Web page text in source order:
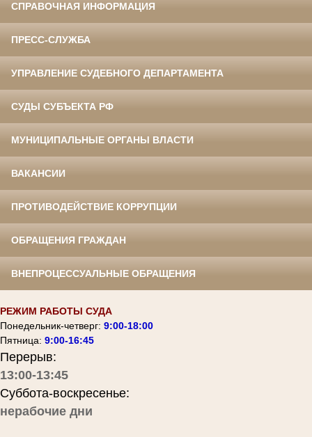
СПРАВОЧНАЯ ИНФОРМАЦИЯ
ПРЕСС-СЛУЖБА
УПРАВЛЕНИЕ СУДЕБНОГО ДЕПАРТАМЕНТА
СУДЫ СУБЪЕКТА РФ
МУНИЦИПАЛЬНЫЕ ОРГАНЫ ВЛАСТИ
ВАКАНСИИ
ПРОТИВОДЕЙСТВИЕ КОРРУПЦИИ
ОБРАЩЕНИЯ ГРАЖДАН
ВНЕПРОЦЕССУАЛЬНЫЕ ОБРАЩЕНИЯ
РЕЖИМ РАБОТЫ СУДА
Понедельник-четверг: 9:00-18:00
Пятница: 9:00-16:45
Перерыв:
13:00-13:45
Суббота-воскресенье:
нерабочие дни